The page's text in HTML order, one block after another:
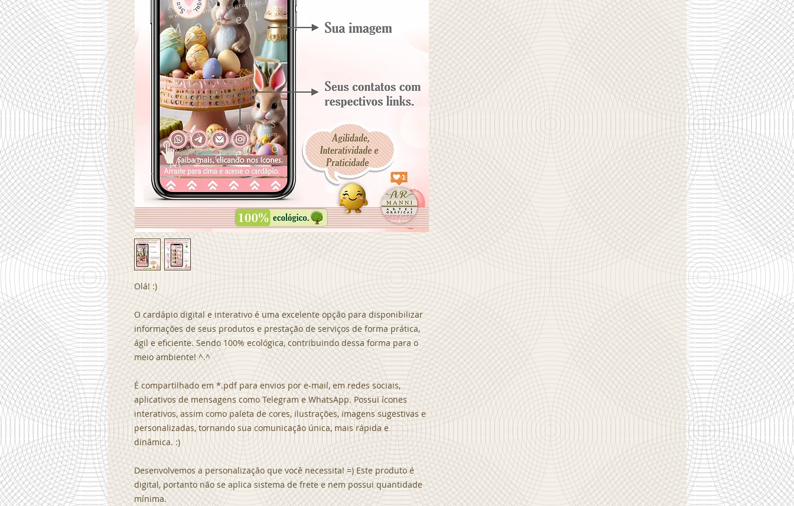
Olá! :)
O cardápio digital e interativo é uma excelente opção para disponibilizar
informações de seus produtos e prestação de serviços de forma prática,
ágil e eficiente. Sendo 100% ecológica, contribuindo dessa forma para o
meio ambiente! ^.^
É compartilhado em *.pdf para envios por e-mail, em redes sociais,
aplicativos de mensagens como Telegram e WhatsApp. Possui ícones
interativos, assim como paleta de cores, ilustrações, imagens sugestivas e
personalizadas, tornando sua comunicação única, mais rápida e
dinâmica. :)
Desenvolvemos a personalização que você necessita! =) Este produto é
digital, portanto não se aplica sistema de frete e nem possui quantidade
mínima.